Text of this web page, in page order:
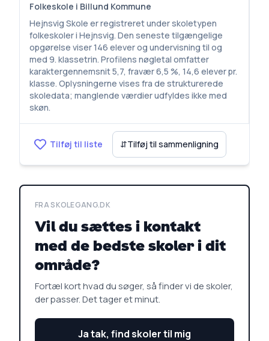
Folkeskole i Billund Kommune
Hejnsvig Skole er registreret under skoletypen
folkeskoler i Hejnsvig. Den seneste tilgængelige
opgørelse viser 146 elever og undervisning til og
med 9. klassetrin. Profilens nøgletal omfatter
karaktergennemsnit 5,7, fravær 6,5 %, 14,6 elever pr.
klasse. Oplysningerne vises fra de strukturerede
skoledata; manglende værdier udfyldes ikke med
skøn.
Tilføj til liste ⇵Tilføj til sammenligning
FRA SKOLEGANG.DK
Vil du sættes i kontakt
med de bedste skoler i dit
område?
Fortæl kort hvad du søger, så finder vi de skoler,
der passer. Det tager et minut.
Ja tak, find skoler til mig